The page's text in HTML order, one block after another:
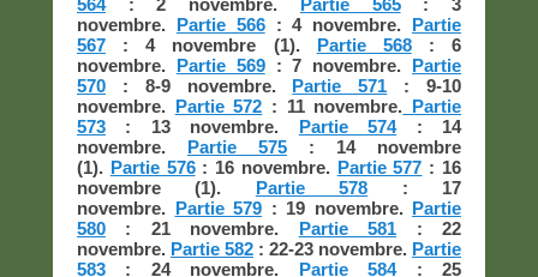
novembre. Partie 566: 4 novembre. Partie
567 : 4 novembre (1). Partie 568: 6
novembre. Partie 569: 7 novembre. Partie
570 : 8-9 novembre. Partie 571 : 9-10
novembre. Partie 572 : 11 novembre. Partie
573 : 13 novembre. Partie 574: 14
novembre. Partie 575 : 14 novembre
(1). Partie 576: 16 novembre. Partie 577 : 16
novembre (1). Partie 578 : 17
novembre. Partie 579 : 19 novembre. Partie
580 : 21 novembre. Partie 581 : 22
novembre. Partie 582 : 22-23 novembre. Partie
583 : 24 novembre. Partie 584: 25